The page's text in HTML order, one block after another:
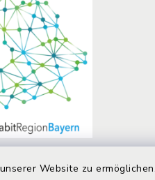
Website zu